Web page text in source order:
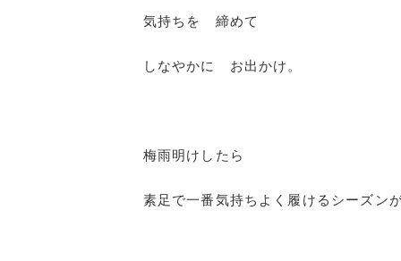
気持ちを 締めて
しなやかに お出かけ。
梅雨明けしたら
素足で一番気持ちよく履けるシーズン